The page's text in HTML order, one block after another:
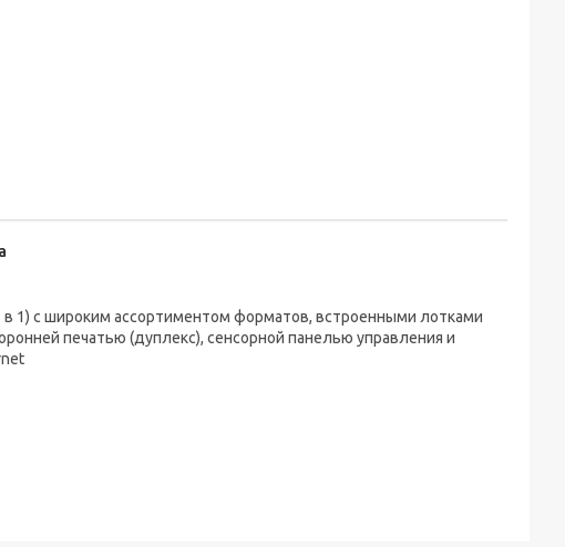
1) с широким ассортиментом форматов, встроенными лотками
печатью (дуплекс), сенсорной панелью управления и